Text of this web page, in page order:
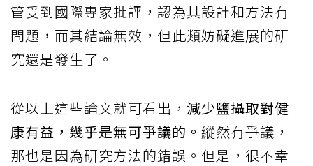
管受到國際專家批評，認為其設計和方法有
問題，而其結論無效，但此類妨礙進展的研
究還是發生了。
從以上這些論文就可看出， 減少鹽攝取對健
康有益，幾乎是無可爭議的。 縱然有爭議，
那也是因為研究方法的錯誤。但是，很不幸